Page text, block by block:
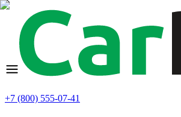
+7 (800) 555-07-41